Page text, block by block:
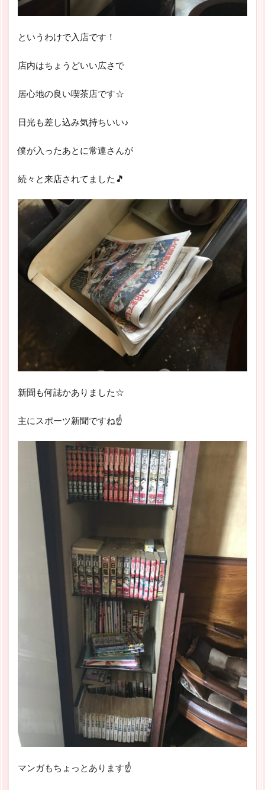
というわけで入店です！
店内はちょうどいい広さで
居心地の良い喫茶店です☆
日光も差し込み気持ちいい♪
僕が入ったあとに常連さんが
続々と来店されてました🎵
新聞も何誌かありました☆
主にスポーツ新聞ですね☝
マンガもちょっとあります☝